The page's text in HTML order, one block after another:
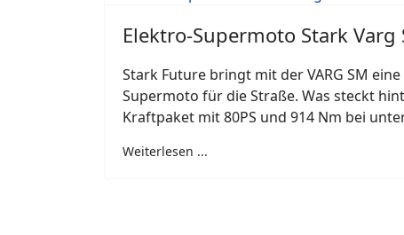
Elektro-Supermoto Stark Varg
Stark Future bringt mit der VARG SM
Supermoto für die Straße. Was steckt
Kraftpaket mit 80PS und 914 Nm bei
Weiterlesen ...